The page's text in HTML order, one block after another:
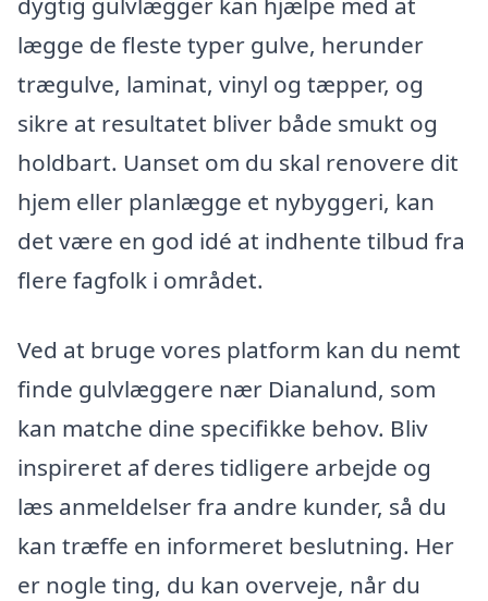
lægge de fleste typer gulve, herunder
trægulve, laminat, vinyl og tæpper, og
sikre at resultatet bliver både smukt og
holdbart. Uanset om du skal renovere dit
hjem eller planlægge et nybyggeri, kan
det være en god idé at indhente tilbud fra
flere fagfolk i området.
Ved at bruge vores platform kan du nemt
finde gulvlæggere nær Dianalund, som
kan matche dine specifikke behov. Bliv
inspireret af deres tidligere arbejde og
læs anmeldelser fra andre kunder, så du
kan træffe en informeret beslutning. Her
er nogle ting, du kan overveje, når du